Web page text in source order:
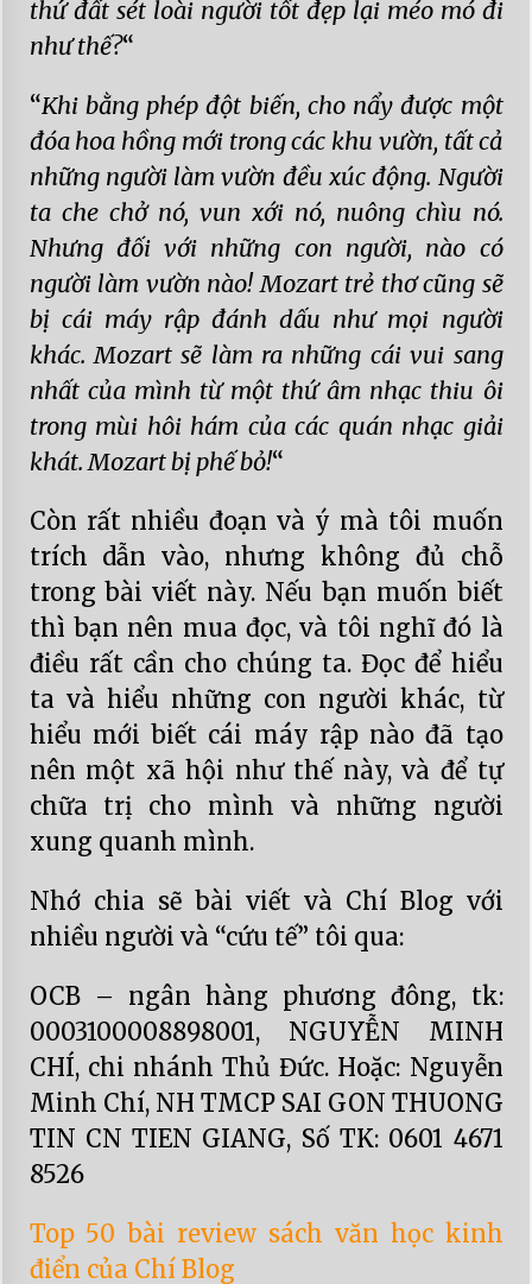
thứ đất sét loài người tốt đẹp lại méo mó đi
như thế?“
“Khi bằng phép đột biến, cho nẩy được một
đóa hoa hồng mới trong các khu vườn, tất cả
những người làm vườn đều xúc động. Người
ta che chở nó, vun xới nó, nuông chìu nó.
Nhưng đối với những con người, nào có
người làm vườn nào! Mozart trẻ thơ cũng sẽ
bị cái máy rập đánh dấu như mọi người
khác. Mozart sẽ làm ra những cái vui sang
nhất của mình từ một thứ âm nhạc thiu ôi
trong mùi hôi hám của các quán nhạc giải
khát. Mozart bị phế bỏ!“
Còn rất nhiều đoạn và ý mà tôi muốn
trích dẫn vào, nhưng không đủ chỗ
trong bài viết này. Nếu bạn muốn biết
thì bạn nên mua đọc, và tôi nghĩ đó là
điều rất cần cho chúng ta. Đọc để hiểu
ta và hiểu những con người khác, từ
hiểu mới biết cái máy rập nào đã tạo
nên một xã hội như thế này, và để tự
chữa trị cho mình và những người
xung quanh mình.
Nhớ chia sẽ bài viết và Chí Blog với
nhiều người và “cứu tế” tôi qua:
OCB – ngân hàng phương đông, tk:
0003100008898001, NGUYỄN MINH
CHÍ, chi nhánh Thủ Đức. Hoặc: Nguyễn
Minh Chí, NH TMCP SAI GON THUONG
TIN CN TIEN GIANG, Số TK: 0601 4671
8526
Top 50 bài review sách văn học kinh
điển của Chí Blog